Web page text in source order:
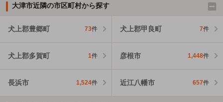
大津市近隣の市区町村から探す
犬上郡豊郷町 73件 犬上郡甲良町 7件
犬上郡多賀町 1件 彦根市 1,448件
長浜市 1,524件 近江八幡市 657件